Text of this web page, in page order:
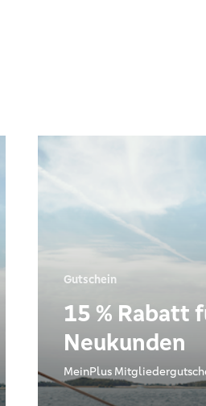
Gutschein
15 % Rabatt
Neukunden
MeinPlus